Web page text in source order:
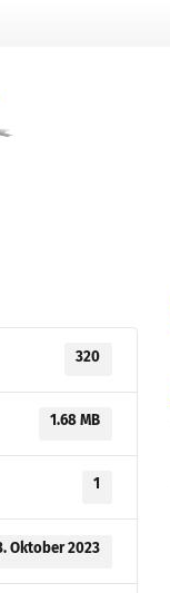
320
1.68 MB
1
Oktober 2023